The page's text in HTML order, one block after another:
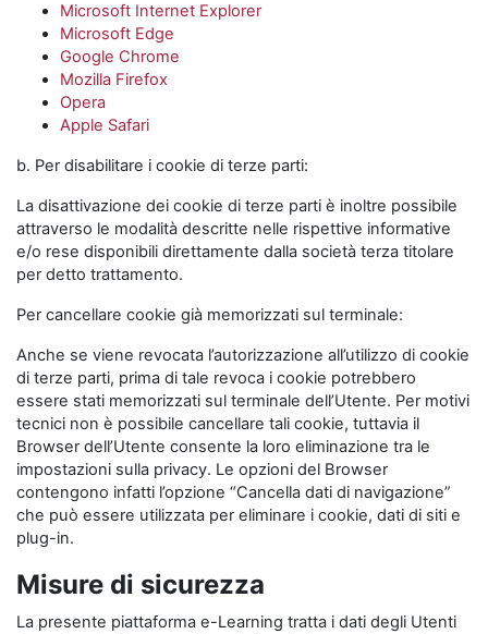
Microsoft Internet Explorer
Microsoft Edge
Google Chrome
Mozilla Firefox
Opera
Apple Safari
b. Per disabilitare i cookie di terze parti:
La disattivazione dei cookie di terze parti è inoltre possibile
attraverso le modalità descritte nelle rispettive informative
e/o rese disponibili direttamente dalla società terza titolare
per detto trattamento.
Per cancellare cookie già memorizzati sul terminale:
Anche se viene revocata l’autorizzazione all’utilizzo di cookie
di terze parti, prima di tale revoca i cookie potrebbero
essere stati memorizzati sul terminale dell’Utente. Per motivi
tecnici non è possibile cancellare tali cookie, tuttavia il
Browser dell’Utente consente la loro eliminazione tra le
impostazioni sulla privacy. Le opzioni del Browser
contengono infatti l’opzione “Cancella dati di navigazione”
che può essere utilizzata per eliminare i cookie, dati di siti e
plug-in.
Misure di sicurezza
La presente piattaforma e-Learning tratta i dati degli Utenti